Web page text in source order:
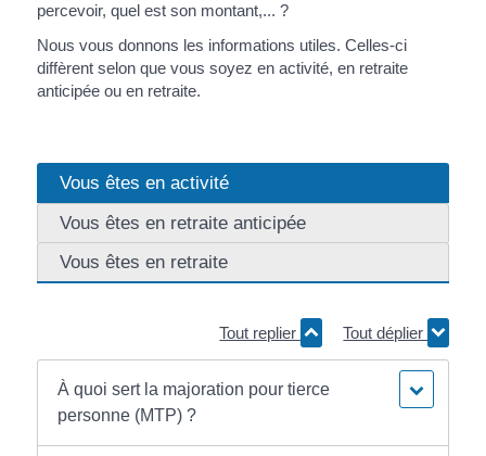
percevoir, quel est son montant,... ?
Nous vous donnons les informations utiles. Celles-ci
diffèrent selon que vous soyez en activité, en retraite
anticipée ou en retraite.
Vous êtes en activité
Vous êtes en retraite anticipée
Vous êtes en retraite
Tout replier Tout déplier
À quoi sert la majoration pour tierce
personne (MTP) ?